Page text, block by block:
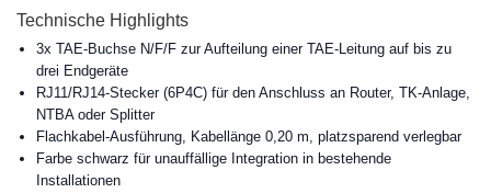
Technische Highlights
3x TAE-Buchse N/F/F zur Aufteilung einer TAE-Leitung auf bis zu
drei Endgeräte
RJ11/RJ14-Stecker (6P4C) für den Anschluss an Router, TK-Anlage,
NTBA oder Splitter
Flachkabel-Ausführung, Kabellänge 0,20 m, platzsparend verlegbar
Farbe schwarz für unauffällige Integration in bestehende
Installationen